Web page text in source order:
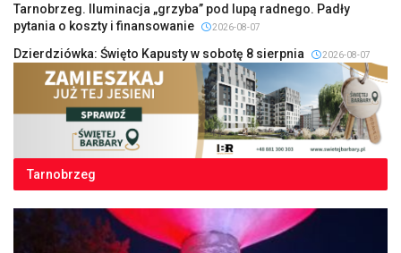
Tarnobrzeg. Iluminacja „grzyba” pod lupą radnego. Padły
pytania o koszty i finansowanie
2026-08-07
Dzierdziówka: Święto Kapusty w sobotę 8 sierpnia 2026-08-07
Tarnobrzeg